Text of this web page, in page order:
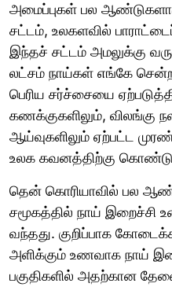
அமைப்புகள் பல
சட்டம், உலகளவில்
இந்தச் சட்டம் அமலுக்கு
லட்சம் நாய்கள் எங்கே
பெரிய சர்ச்சையை
கணக்குகளிலும், விலங்கு
ஆய்வுகளிலும் ஏற்பட்ட
உலக கவனத்திற்கு
தென் கொரியாவில் பல
சமூகத்தில் நாய் இறைச்சி
வந்தது. குறிப்பாக
அளிக்கும் உணவாக நாய்
பகுதிகளில் அதற்கான